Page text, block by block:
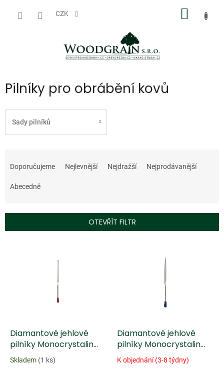
CZK
Pilníky pro obrábění kovů
Sady pilníků
a
e
í
r
Doporučujeme Nejlevnější Nejdražší Nejprodávanější
Abecedně
OTEVŘÍT FILTR
dDiamantové jehlové
pilníky Monocrystalin
ploché
Skladem (1 ks)
Diamantové jehlové
pilníky Monocrystalin
půlkulaté
K objednání (3-8 týdny)